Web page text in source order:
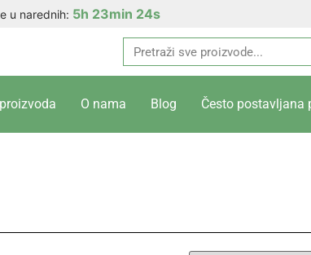
u narednih: 5h 23min 24s
O nama Blog Često postavljana